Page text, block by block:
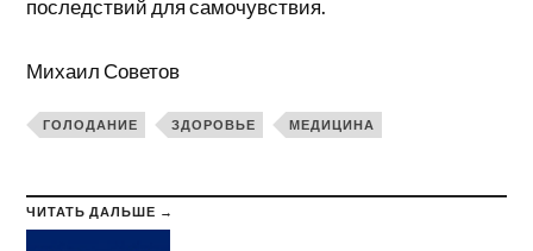
последствий для самочувствия.
Михаил Советов
ГОЛОДАНИЕ ЗДОРОВЬЕ МЕДИЦИНА
ЧИТАТЬ ДАЛЬШЕ →